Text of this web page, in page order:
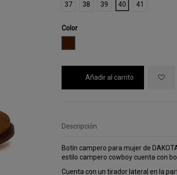
37
38 39 40 41
Color
Añadir al carrito
Descripción
Botín campero para mujer de
estilo campero cowboy cuenta con
Cuenta con un tirador lateral en la